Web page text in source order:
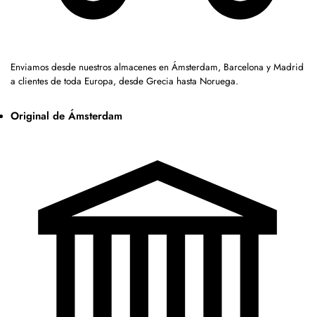
Enviamos desde nuestros almacenes en Ámsterdam, Barcelona y Madrid
a clientes de toda Europa, desde Grecia hasta Noruega.
Original de Ámsterdam